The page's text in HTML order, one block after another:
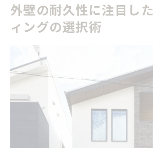
外壁の耐久性に注目し
ィングの選択術